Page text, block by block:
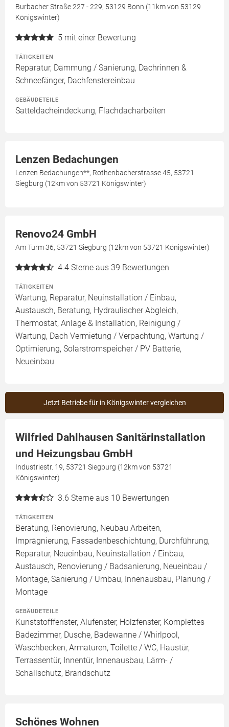
Burbacher Straße 227 - 229, 53129 Bonn (11km von 53129
Königswinter)
5 mit einer Bewertung
TÄTIGKEITEN
Reparatur, Dämmung / Sanierung, Dachrinnen &
Schneefänger, Dachfenstereinbau
GEBÄUDETEILE
Satteldacheindeckung, Flachdacharbeiten
Lenzen Bedachungen
Lenzen Bedachungen**, Rothenbacherstrasse 45, 53721
Siegburg (12km von 53721 Königswinter)
Renovo24 GmbH
Am Turm 36, 53721 Siegburg (12km von 53721 Königswinter)
4.4 Sterne aus 39 Bewertungen
TÄTIGKEITEN
Wartung, Reparatur, Neuinstallation / Einbau,
Austausch, Beratung, Hydraulischer Abgleich,
Thermostat, Anlage & Installation, Reinigung /
Wartung, Dach Vermietung / Verpachtung, Wartung /
Optimierung, Solarstromspeicher / PV Batterie,
Neueinbau
Jetzt Betriebe für in Königswinter vergleichen
Wilfried Dahlhausen Sanitärinstallation
und Heizungsbau GmbH
Industriestr. 19, 53721 Siegburg (12km von 53721
Königswinter)
3.6 Sterne aus 10 Bewertungen
TÄTIGKEITEN
Beratung, Renovierung, Neubau Arbeiten,
Imprägnierung, Fassadenbeschichtung, Durchführung,
Reparatur, Neueinbau, Neuinstallation / Einbau,
Austausch, Renovierung / Badsanierung, Neueinbau /
Montage, Sanierung / Umbau, Innenausbau, Planung /
Montage
GEBÄUDETEILE
Kunststofffenster, Alufenster, Holzfenster, Komplettes
Badezimmer, Dusche, Badewanne / Whirlpool,
Waschbecken, Armaturen, Toilette / WC, Haustür,
Terrassentür, Innentür, Innenausbau, Lärm- /
Schallschutz, Brandschutz
Schönes Wohnen